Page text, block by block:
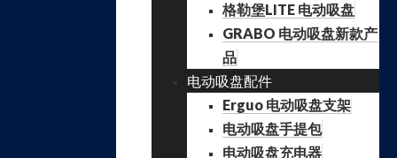
格勒堡LITE 电动吸盘
GRABO 电动吸盘新款产
品
电动吸盘配件
Erguo 电动吸盘支架
电动吸盘手提包
电动吸盘充电器